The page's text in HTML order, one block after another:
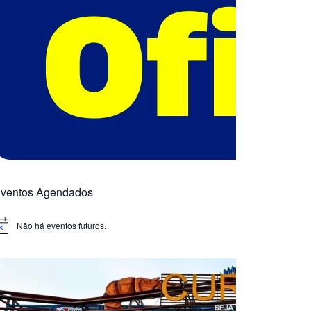
Agendados
Não há eventos futuros.